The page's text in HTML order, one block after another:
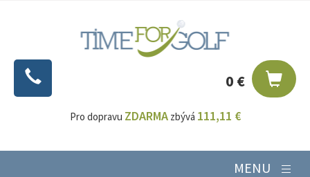
0 €
Pro dopravu ZDARMAzbývá 111,11 €
MENU